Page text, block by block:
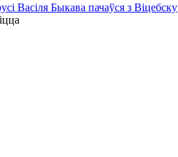
Васіля Быкава пачаўся з Віцебску